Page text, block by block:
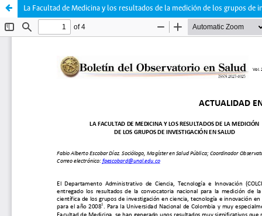
La Facultad de Medicina y los resultados de la medición de los grupos de